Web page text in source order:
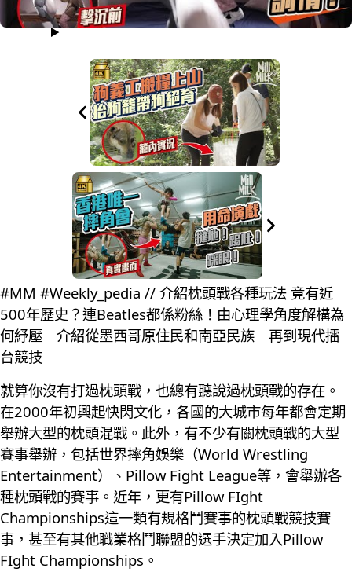
#MM #Weekly_pedia // 介紹枕頭戰各種玩法 竟有近
500年歷史？連Beatles都係粉絲！由心理學角度解構為
何紓壓 介紹從墨西哥原住民和南亞民族 再到現代擂
台競技
就算你沒有打過枕頭戰，也總有聽說過枕頭戰的存在。
在2000年初興起快閃文化，各國的大城市每年都會定期
舉辦大型的枕頭混戰。此外，有不少有關枕頭戰的大型
賽事舉辦，包括世界摔角娛樂（World Wrestling
Entertainment）、Pillow Fight League等，會舉辦各
種枕頭戰的賽事。近年，更有Pillow FIght
Championships這一類有規格鬥賽事的枕頭戰競技賽
事，甚至有其他職業格鬥聯盟的選手決定加入Pillow
FIght Championships。